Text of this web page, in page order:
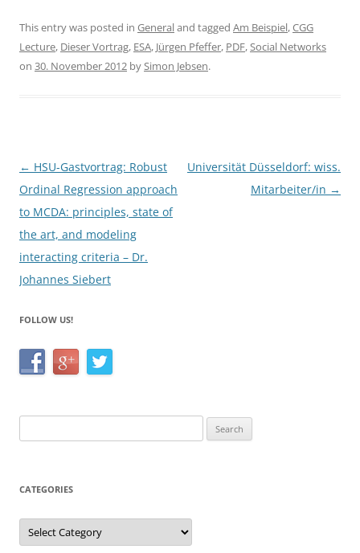
c
e
k
itt
er
ar
e
This entry was posted in Generaland tagged Am Beispiel,CGG
Lecture, Dieser Vortrag, ESA, Jürgen Pfeffer, PDF,Social Networks
on 30. November 2012 bySimon Jebsen.
Post
navigation
← HSU-Gastvortrag: Robust
Ordinal Regression approach
to MCDA: principles, state of
the art, and modeling
interacting criteria – Dr.
Johannes Siebert
Universität Düsseldorf: wiss.
Mitarbeiter/in →
FOLLOW US!
for:
CATEGORIES
Categories